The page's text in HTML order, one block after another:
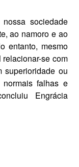
sociedade
ao na­moro e ao
entanto, mesmo
se com
superiorida­de ou
falhas e
Engrácia